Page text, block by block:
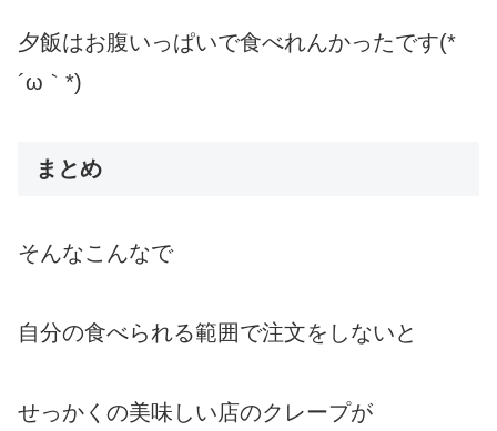
夕飯はお腹いっぱいで食べれんかったです(*
´ω｀*)
まとめ
そんなこんなで
自分の食べられる範囲で注文をしないと
せっかくの美味しい店のクレープが